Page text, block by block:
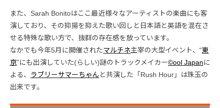
また、Sarah Bonitoはここ最近様々なアーティストの楽曲にも客
演しており、その抑揚を抑えた歌い回しと日本語と英語を混在さ
せる特殊な歌い方で、抜群の存在感を放っています。
なかでも今年5月に開催されたマルチネ主宰の大型イベント、“東
京”にも出演していた(らしい)謎のトラックメイカー©ool Japanに
よる、 ラブリーサマーちゃん と共演した「Rush Hour」は珠玉の
出来です。